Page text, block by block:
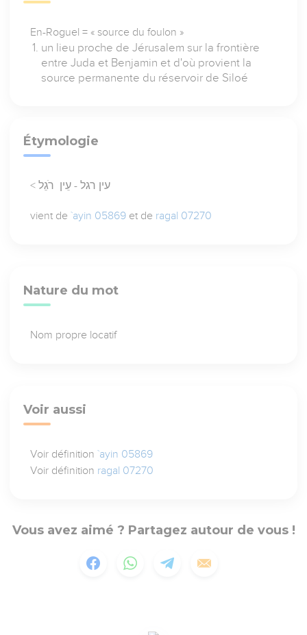
En-Roguel = « source du foulon »
un lieu proche de Jérusalem sur la frontière
entre Juda et Benjamin et d'où provient la
source permanente du réservoir de Siloé
Étymologie
< עין רגל - עֵין רֹגֵל
vient de`ayin 05869 et de ragal 07270
Nature du mot
Nom propre locatif
Voir aussi
Voir définition`ayin 05869
Voir définition ragal 07270
Vous avez aimé ? Partagez autour de vous !